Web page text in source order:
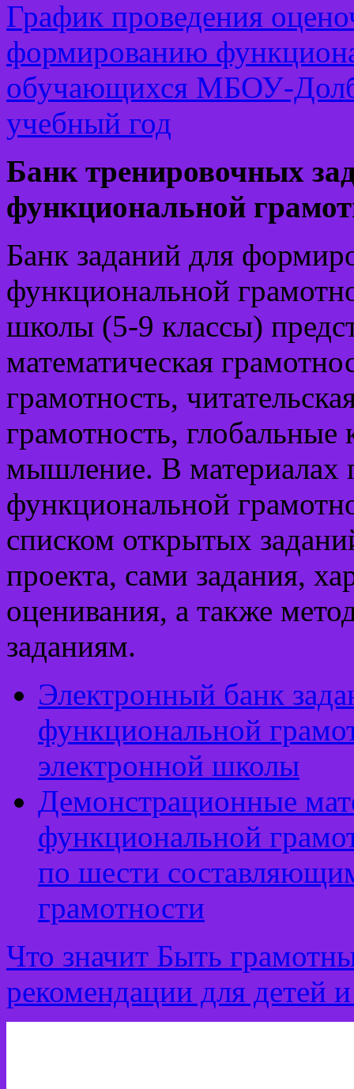
График проведения
формированию
обучающихся МБОУ-
учебный год
Банк тренировочных
функциональной
Банк заданий для
функциональной
школы (5-9 классы)
математическая
грамотность,
грамотность,
мышление. В материалах
функциональной
списком открытых
проекта, сами задания,
оценивания, а также
заданиям.
Электронный банк
функциональной
электронной школы
Демонстрационные
функциональной
по шести
грамотности
Что значит Быть
рекомендации для детей